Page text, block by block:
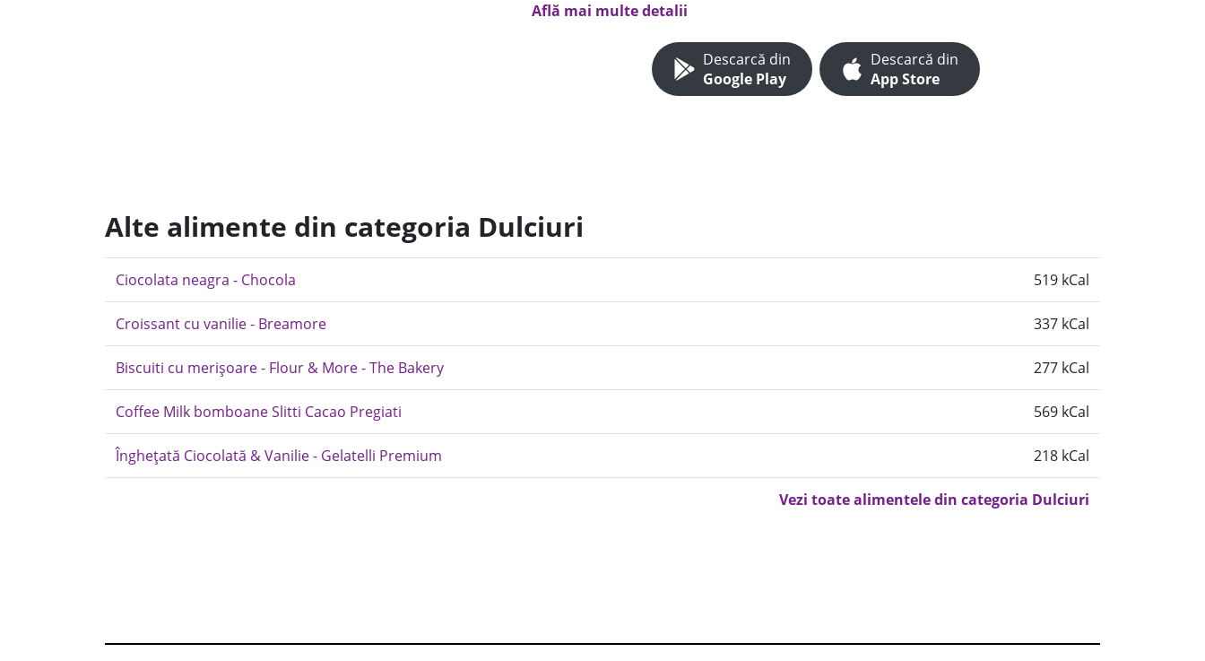
Află mai multe detalii
Descarcă din
Google Play
Descarcă din
App Store
Alte alimente din categoria Dulciuri
Ciocolata neagra - Chocola 519 kCal
Croissant cu vanilie - Breamore 337 kCal
Biscuiti cu merișoare - Flour & More - The Bakery 277 kCal
Coffee Milk bomboane Slitti Cacao Pregiati 569 kCal
Înghețată Ciocolată & Vanilie - Gelatelli Premium 218 kCal
Vezi toate alimentele din categoria Dulciuri